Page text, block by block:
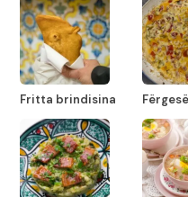
Fritta brindisina